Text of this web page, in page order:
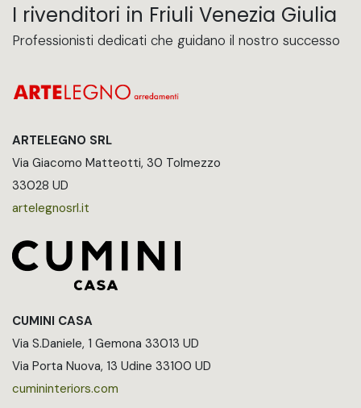
I rivenditori in Friuli Venezia Giulia
Professionisti dedicati che guidano il nostro successo
ARTELEGNO SRL
Via Giacomo Matteotti, 30 Tolmezzo
33028 UD
artelegnosrl.it
CUMINI CASA
Via S.Daniele, 1 Gemona 33013 UD
Via Porta Nuova, 13 Udine 33100 UD
cumininteriors.com